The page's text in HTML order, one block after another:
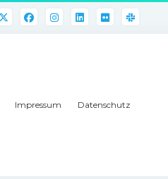
Impressum Datenschutz